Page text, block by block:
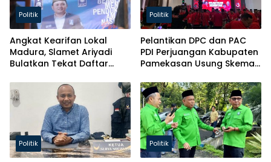
Politik
Angkat Kearifan Lokal
Madura, Slamet Ariyadi
Bulatkan Tekat Daftar
Politik
Pelantikan DPC dan PAC
PDI Perjuangan Kabupaten
Pamekasan Usung Skema
Politik Politik